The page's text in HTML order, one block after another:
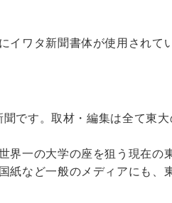
イワタ新聞書体が使用されて
です。取材・編集は全て東
界一の大学の座を狙う現在の
紙など一般のメディアにも、